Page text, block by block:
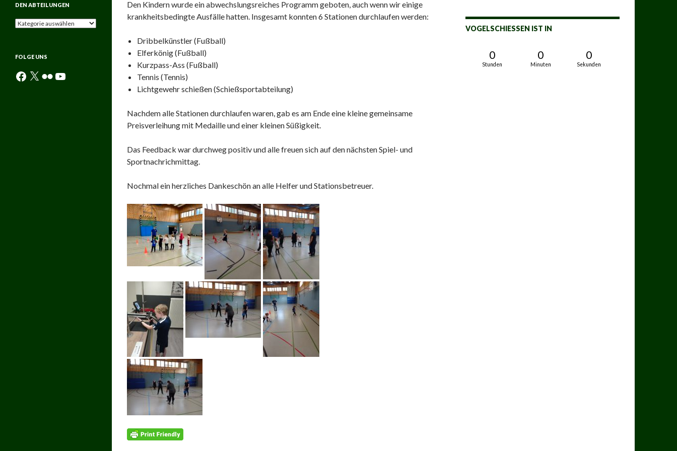
Den Kindern wurde ein abwechslungsreiches Programm geboten, auch wenn wir einige
krankheitsbedingte Ausfälle hatten. Insgesamt konnten 6 Stationen durchlaufen werden:
Dribbelkünstler (Fußball)
Elferkönig (Fußball)
Kurzpass-Ass (Fußball)
Tennis (Tennis)
Lichtgewehr schießen (Schießsportabteilung)
Nachdem alle Stationen durchlaufen waren, gab es am Ende eine kleine gemeinsame
Preisverleihung mit Medaille und einer kleinen Süßigkeit.
Das Feedback war durchweg positiv und alle freuen sich auf den nächsten Spiel- und
Sportnachrichmittag.
Nochmal ein herzliches Dankeschön an alle Helfer und Stationsbetreuer.
VOGELSCHIESSEN IST IN
0
Stunden
0
Minuten
0
Sekunden
DEN ABTEILUNGEN
Aktuelle
Abteilungen
FOLGE UNS
Facebook
X FlickrYouTube